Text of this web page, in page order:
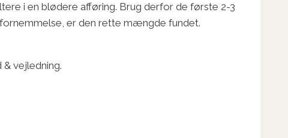
i en blødere afføring. Brug derfor de første 2-3
er den rette mængde fundet.
vejledning.